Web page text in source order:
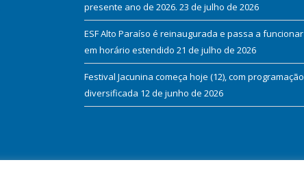
presente ano de 2026. 23 de julho de 2026
ESF Alto Paraíso é reinaugurada e passa a funcionar
em horário estendido 21 de julho de 2026
Festival Jacunina começa hoje (12), com programação
diversificada 12 de junho de 2026